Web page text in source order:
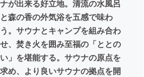
ナが出来る好立地。清流の水風呂
と森の香の外気浴を五感で味わ
う。サウナとキャンプを組み合わ
せ、焚き火を囲み至福の「ととの
い」を堪能する。サウナの原点を
求め、より良いサウナの拠点を開